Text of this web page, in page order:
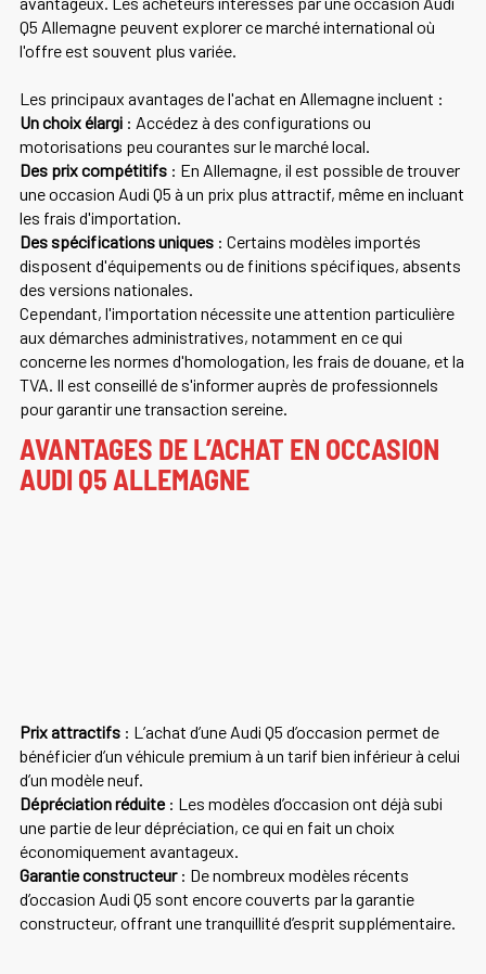
Q5 Allemagne peuvent explorer ce marché international où
l'offre est souvent plus variée.
Les principaux avantages de l'achat en Allemagne incluent :
Un choix élargi: Accédez à des configurations ou
motorisations peu courantes sur le marché local.
Des prix compétitifs: En Allemagne, il est possible de trouver
une occasion Audi Q5 à un prix plus attractif, même en incluant
les frais d'importation.
Des spécifications uniques: Certains modèles importés
disposent d'équipements ou de finitions spécifiques, absents
des versions nationales.
Cependant, l'importation nécessite une attention particulière
aux démarches administratives, notamment en ce qui
concerne les normes d'homologation, les frais de douane, et la
TVA. Il est conseillé de s'informer auprès de professionnels
pour garantir une transaction sereine.
AVANTAGES DE L’ACHAT EN OCCASION
AUDI Q5 ALLEMAGNE
Prix attractifs: L’achat d’une Audi Q5 d’occasion permet de
bénéficier d’un véhicule premium à un tarif bien inférieur à celui
d’un modèle neuf.
Dépréciation réduite: Les modèles d’occasion ont déjà subi
une partie de leur dépréciation, ce qui en fait un choix
économiquement avantageux.
Garantie constructeur: De nombreux modèles récents
d’occasion Audi Q5 sont encore couverts par la garantie
constructeur, offrant une tranquillité d’esprit supplémentaire.